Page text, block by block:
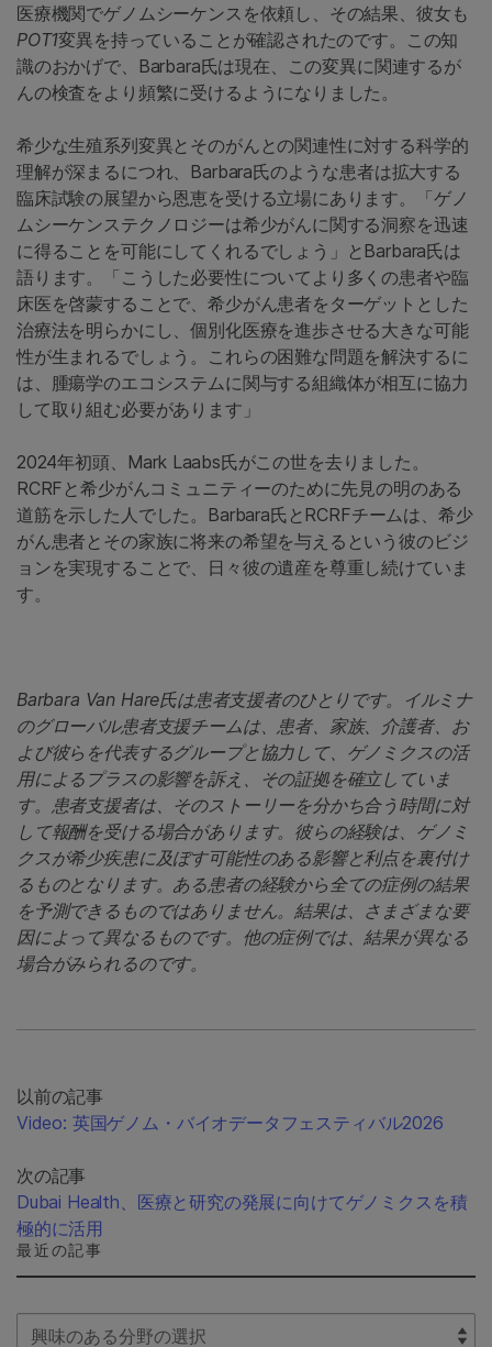
医療機関でゲノムシーケンスを依頼し、その結果、彼女も
POT1変異を持っていることが確認されたのです。この知
識のおかげで、Barbara氏は現在、この変異に関連するが
んの検査をより頻繁に受けるようになりました。
希少な生殖系列変異とそのがんとの関連性に対する科学的
理解が深まるにつれ、Barbara氏のような患者は拡大する
臨床試験の展望から恩恵を受ける立場にあります。「ゲノ
ムシーケンステクノロジーは希少がんに関する洞察を迅速
に得ることを可能にしてくれるでしょう」とBarbara氏は
語ります。「こうした必要性についてより多くの患者や臨
床医を啓蒙することで、希少がん患者をターゲットとした
治療法を明らかにし、個別化医療を進歩させる大きな可能
性が生まれるでしょう。これらの困難な問題を解決するに
は、腫瘍学のエコシステムに関与する組織体が相互に協力
して取り組む必要があります」
2024年初頭、Mark Laabs氏がこの世を去りました。
RCRFと希少がんコミュニティーのために先見の明のある
道筋を示した人でした。Barbara氏とRCRFチームは、希少
がん患者とその家族に将来の希望を与えるという彼のビジ
ョンを実現することで、日々彼の遺産を尊重し続けていま
す。
Barbara Van Hare氏は患者支援者のひとりです。イルミナ
のグローバル患者支援チームは、患者、家族、介護者、お
よび彼らを代表するグループと協力して、ゲノミクスの活
用によるプラスの影響を訴え、その証拠を確立していま
す。患者支援者は、そのストーリーを分かち合う時間に対
して報酬を受ける場合があります。彼らの経験は、ゲノミ
クスが希少疾患に及ぼす可能性のある影響と利点を裏付け
るものとなります。ある患者の経験から全ての症例の結果
を予測できるものではありません。結果は、さまざまな要
因によって異なるものです。他の症例では、結果が異なる
場合がみられるのです。
以前の記事
Video: 英国ゲノム・バイオデータフェスティバル2026
次の記事
Dubai Health、医療と研究の発展に向けてゲノミクスを積
極的に活用
最近の記事
Select Filter